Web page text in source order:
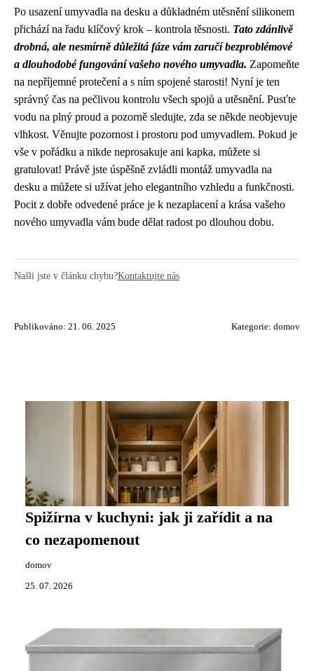
Po usazení umyvadla na desku a důkladném utěsnění silikonem
přichází na řadu klíčový krok – kontrola těsnosti. Tato zdánlivě
drobná, ale nesmírně důležitá fáze vám zaručí bezproblémové
a dlouhodobé fungování vašeho nového umyvadla. Zapomeňte
na nepříjemné protečení a s ním spojené starosti! Nyní je ten
správný čas na pečlivou kontrolu všech spojů a utěsnění. Pusťte
vodu na plný proud a pozorně sledujte, zda se někde neobjevuje
vlhkost. Věnujte pozornost i prostoru pod umyvadlem. Pokud je
vše v pořádku a nikde neprosakuje ani kapka, můžete si
gratulovat! Právě jste úspěšně zvládli montáž umyvadla na
desku a můžete si užívat jeho elegantního vzhledu a funkčnosti.
Pocit z dobře odvedené práce je k nezaplacení a krása vašeho
nového umyvadla vám bude dělat radost po dlouhou dobu.
Našli jste v článku chybu?Kontaktujte nás
Publikováno: 21. 06. 2025 Kategorie: domov
Spižírna v kuchyni: jak ji zařídit a na
co nezapomenout
domov
25. 07. 2026